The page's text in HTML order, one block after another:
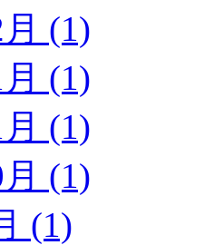
(1)
(1)
(1)
(1)
(1)